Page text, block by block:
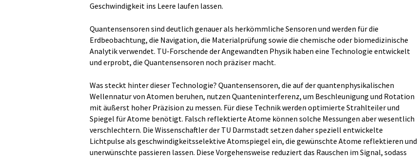
Geschwindigkeit ins Leere laufen lassen.
Quantensensoren sind deutlich genauer als herkömmliche Sensoren und werden für die
Erdbeobachtung, die Navigation, die Materialprüfung sowie die chemische oder biomedizinische
Analytik verwendet. TU-Forschende der Angewandten Physik haben eine Technologie entwickelt
und erprobt, die Quantensensoren noch präziser macht.
Was steckt hinter dieser Technologie? Quantensensoren, die auf der quantenphysikalischen
Wellennatur von Atomen beruhen, nutzen Quanteninterferenz, um Beschleunigung und Rotation
mit äußerst hoher Präzision zu messen. Für diese Technik werden optimierte Strahlteiler und
Spiegel für Atome benötigt. Falsch reflektierte Atome können solche Messungen aber wesentlich
verschlechtern. Die Wissenschaftler der TU Darmstadt setzen daher speziell entwickelte
Lichtpulse als geschwindigkeitsselektive Atomspiegel ein, die gewünschte Atome reflektieren und
unerwünschte passieren lassen. Diese Vorgehensweise reduziert das Rauschen im Signal, sodass